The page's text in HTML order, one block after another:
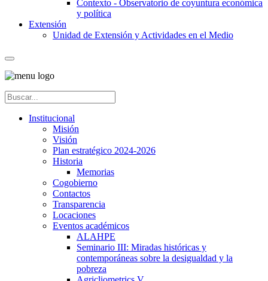
Contexto - Observatorio de coyuntura económica
y política
Extensión
Unidad de Extensión y Actividades en el Medio
Institucional
Misión
Visión
Plan estratégico 2024-2026
Historia
Memorias
Cogobierno
Contactos
Transparencia
Locaciones
Eventos académicos
ALAHPE
Seminario III: Miradas históricas y
contemporáneas sobre la desigualdad y la
pobreza